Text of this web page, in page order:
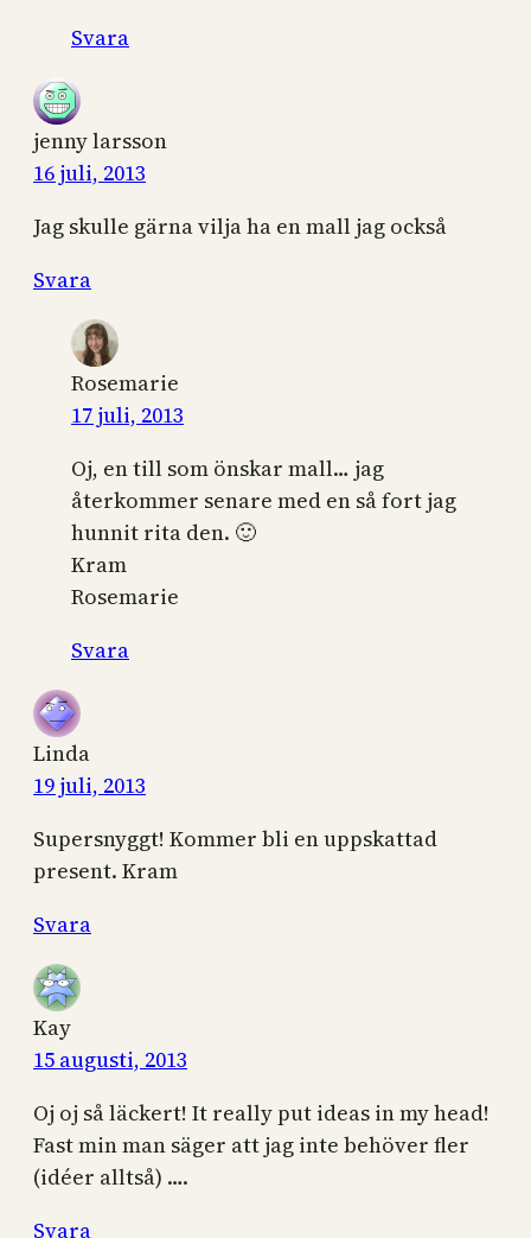
Svara
jenny larsson
16 juli, 2013
Jag skulle gärna vilja ha en mall jag också
Svara
Rosemarie
17 juli, 2013
Oj, en till som önskar mall… jag
återkommer senare med en så fort jag
hunnit rita den. 🙂
Kram
Rosemarie
Svara
Linda
19 juli, 2013
Supersnyggt! Kommer bli en uppskattad
present. Kram
Svara
Kay
15 augusti, 2013
Oj oj så läckert! It really put ideas in my head!
Fast min man säger att jag inte behöver fler
(idéer alltså) ….
Svara